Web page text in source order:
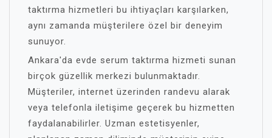
taktırma hizmetleri bu ihtiyaçları karşılarken,
aynı zamanda müşterilere özel bir deneyim
sunuyor.
Ankara'da evde serum taktırma hizmeti sunan
birçok güzellik merkezi bulunmaktadır.
Müşteriler, internet üzerinden randevu alarak
veya telefonla iletişime geçerek bu hizmetten
faydalanabilirler. Uzman estetisyenler,